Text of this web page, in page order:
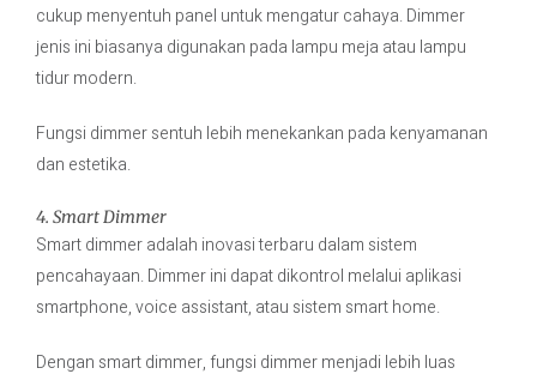
cukup menyentuh panel untuk mengatur cahaya. Dimmer
jenis ini biasanya digunakan pada lampu meja atau lampu
tidur modern.
Fungsi dimmer sentuh lebih menekankan pada kenyamanan
dan estetika.
4. Smart Dimmer
Smart dimmer adalah inovasi terbaru dalam sistem
pencahayaan. Dimmer ini dapat dikontrol melalui aplikasi
smartphone, voice assistant, atau sistem smart home.
Dengan smart dimmer, fungsi dimmer menjadi lebih luas